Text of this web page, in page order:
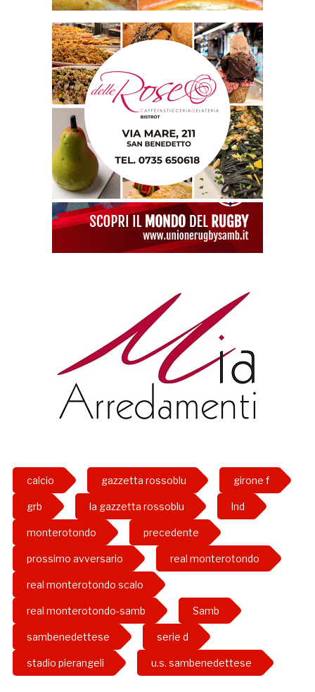
calcio gazzetta rossoblu girone f
grb la gazzetta rossoblu lnd
monterotondo precedente
prossimo avversario real monterotondo
real monterotondo scalo
real monterotondo-samb Samb
sambenedettese serie d
stadio pierangeli u.s. sambenedettese